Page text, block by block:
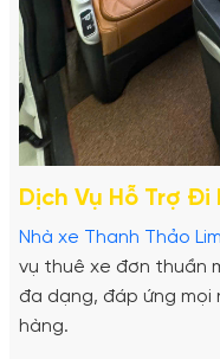
Dịch Vụ Hỗ Trợ Đi
Nhà xe Thanh Thảo
vụ thuê xe đơn thuần
đa dạng, đáp ứng mọi
hàng.